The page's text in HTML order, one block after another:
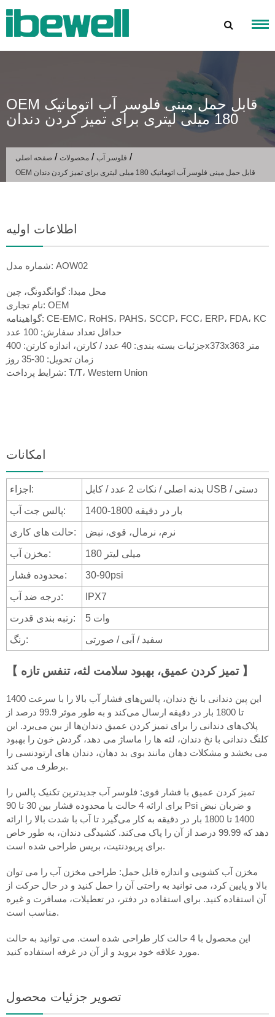
محتوا
OEM قابل حمل مینی فلوسر آب اتوماتیک
180 میلی لیتری برای تمیز کردن دندان
صفحه اصلی / محصولات / فلوسر آب /
OEM قابل حمل مینی فلوسر آب اتوماتیک 180 میلی لیتری برای تمیز کردن دندان
اطلاعات اولیه
شماره مدل: AOW02
محل مبدا: گوانگدونگ، چین
نام تجاری: OEM
گواهینامه: CE-EMC، RoHS، PAHS، SCCP، FCC، ERP، FDA، KC
حداقل تعداد سفارش: 100 عدد
جزئیات بسته بندی: 40 عدد / کارتن، اندازه کارتن: 400x373x363 متر
زمان تحویل: 30-35 روز
شرایط پرداخت: T/T، Western Union
امکانات
اجزاء: بدنه اصلی / نکات 2 عدد / کابل USB / دستی
پالس جت آب: 1400-1800 بار در دقیقه
حالت های کاری: نرم، نرمال، قوی، نبض
مخزن آب: 180 میلی لیتر
محدوده فشار: 30-90psi
درجه ضد آب: IPX7
رتبه بندی قدرت: 5 وات
رنگ: سفید / آبی / صورتی
【 تمیز کردن عمیق، بهبود سلامت لثه، تنفس تازه 】
این پین دندانی با نخ دندان، پالس‌های فشار آب بالا را با سرعت 1400
تا 1800 بار در دقیقه ارسال می‌کند و به طور موثر 99.9 درصد از
پلاک‌های دندانی را برای تمیز کردن عمیق دندان‌ها از بین می‌برد. این
کلنگ دندانی با نخ دندان، لثه ها را ماساژ می دهد، گردش خون را بهبود
می بخشد و مشکلات دهان مانند بوی بد دهان، دندان های ارتودنسی را
برطرف می کند.
تمیز کردن عمیق با فشار قوی: فلوسر آب جدیدترین تکنیک پالس را
برای ارائه 4 حالت با محدوده فشار بین 30 تا 90 Psi و ضربان نبض
1400 تا 1800 بار در دقیقه به کار می‌گیرد تا آب با شدت بالا را ارائه
دهد که 99.99 درصد از آن را پاک می‌کند. کشیدگی دندان، به طور خاص
برای پریودنتیت، بریس طراحی شده است.
مخزن آب کشویی و اندازه قابل حمل: طراحی مخزن آب را می توان
بالا و پایین کرد، می توانید به راحتی آن را حمل کنید و در حال حرکت از
آن استفاده کنید. برای استفاده در دفتر، در تعطیلات، مسافرت و غیره
مناسب است.
این محصول با 4 حالت کار طراحی شده است. می توانید به حالت
مورد علاقه خود بروید و از آن در غرفه استفاده کنید.
تصویر جزئیات محصول